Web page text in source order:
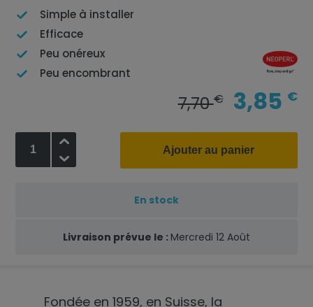
Simple à installer
Efficace
Peu onéreux
Peu encombrant
7,70€ 3,85 €
Ajouter au panier
En stock
Livraison prévue le : Mercredi 12 Août
Fondée en 1959, en Suisse, la